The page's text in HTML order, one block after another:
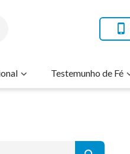
Testemunho de Fé